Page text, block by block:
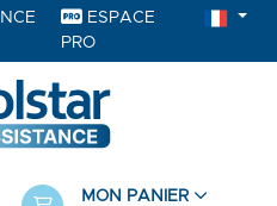
ESPACE
PRO
MON PANIER